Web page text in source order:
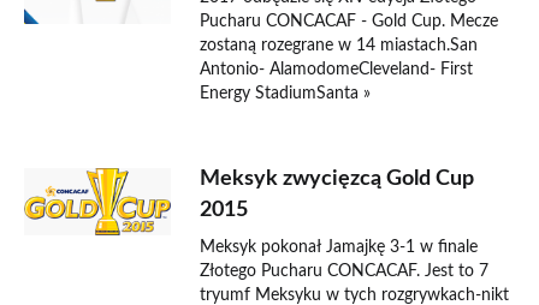
Pucharu CONCACAF - Gold Cup. Mecze
zostaną rozegrane w 14 miastach.San
Antonio- AlamodomeCleveland- First
Energy StadiumSanta »
Meksyk zwycięzcą Gold Cup
2015
Meksyk pokonał Jamajkę 3-1 w finale
Złotego Pucharu CONCACAF. Jest to 7
tryumf Meksyku w tych rozgrywkach-nikt